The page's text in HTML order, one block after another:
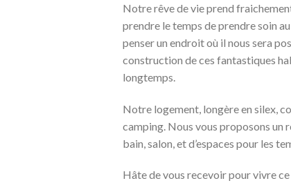
Notre rêve de vie prend
prendre le temps de prendre soin
penser un endroit où il nous sera
construction de ces fantastiques
longtemps.
Notre logement, longère en silex,
camping. Nous vous proposons un
bain, salon, et d’espaces pour les
Hâte de vous recevoir pour vivre